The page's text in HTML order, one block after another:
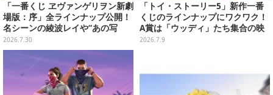
「一番くじ ヱヴァンゲリヲン新劇
場版：序」全ラインナップ公開！
名シーンの綾波レイや“あの写
真”の葛城ミサトフィギュアほ
か、場面写クリアファイルなど
2026.7.30
「トイ・ストーリー5」新作一番
くじのラインナップにワクワク！
A賞は「ウッディ」たち集合の映
画記念フィギュア
2026.7.9